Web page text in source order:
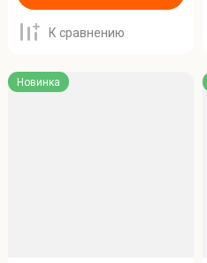
К сравнению
Новинка